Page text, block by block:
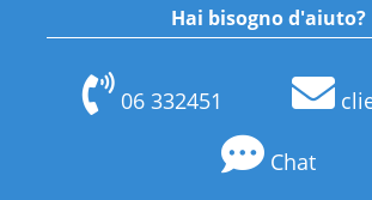
Hai bisogno d'aiuto?
06 332451
Chat